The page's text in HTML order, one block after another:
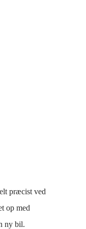
præcist ved
op med
ny bil.